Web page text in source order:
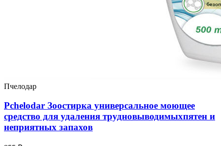
Пчелодар
Pchelodar Зоостирка универсальное моющее
средство для удаления трудновыводимыхпятен и
неприятных запахов